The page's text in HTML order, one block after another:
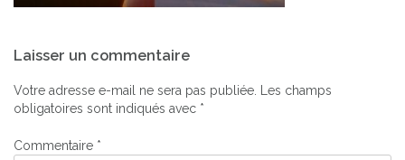
de
l’article
Laisser un commentaire
Votre adresse e-mail ne sera pas publiée. Les champs
obligatoires sont indiqués avec *
Commentaire *